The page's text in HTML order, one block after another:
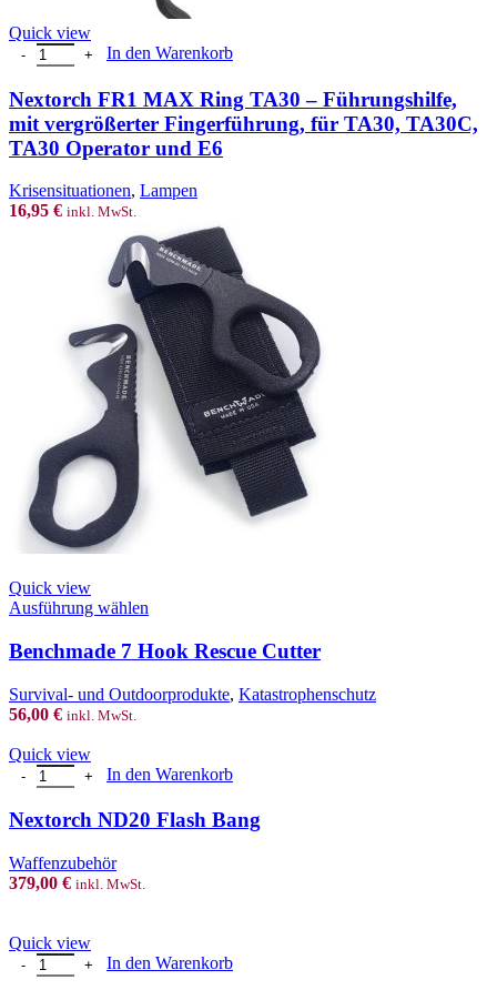
Quick view
Nextorch FR1 MAX Ring TA30 - Führungshilfe, mit vergrößerter
In den Warenkorb
Nextorch FR1 MAX Ring TA30 – Führungshilfe,
mit vergrößerter Fingerführung, für TA30, TA30C,
TA30 Operator und E6
Krisensituationen, Lampen
16,95 € inkl. MwSt.
Quick view
Ausführung wählen
has
multiple
variants.
The
be
chosen
the
Benchmade 7 Hook Rescue Cutter
Survival- und Outdoorprodukte, Katastrophenschutz
56,00 € inkl. MwSt.
Quick view
Nextorch ND20 Flash Bang Menge
In den Warenkorb
Nextorch ND20 Flash Bang
Waffenzubehör
379,00 € inkl. MwSt.
Quick view
Nextorch TA 30 Menge
In den Warenkorb